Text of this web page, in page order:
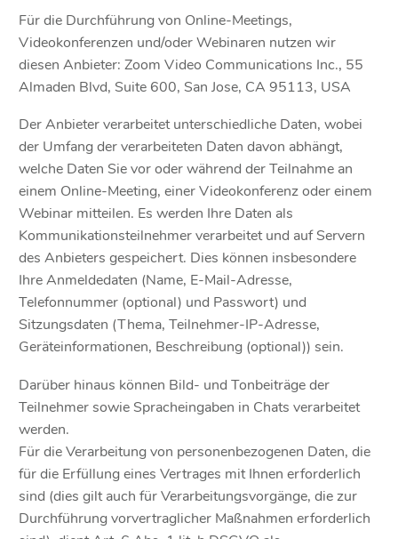
Für die Durchführung von Online-Meetings,
Videokonferenzen und/oder Webinaren nutzen wir
diesen Anbieter: Zoom Video Communications Inc., 55
Almaden Blvd, Suite 600, San Jose, CA 95113, USA
Der Anbieter verarbeitet unterschiedliche Daten, wobei
der Umfang der verarbeiteten Daten davon abhängt,
welche Daten Sie vor oder während der Teilnahme an
einem Online-Meeting, einer Videokonferenz oder einem
Webinar mitteilen. Es werden Ihre Daten als
Kommunikationsteilnehmer verarbeitet und auf Servern
des Anbieters gespeichert. Dies können insbesondere
Ihre Anmeldedaten (Name, E-Mail-Adresse,
Telefonnummer (optional) und Passwort) und
Sitzungsdaten (Thema, Teilnehmer-IP-Adresse,
Geräteinformationen, Beschreibung (optional)) sein.
Darüber hinaus können Bild- und Tonbeiträge der
Teilnehmer sowie Spracheingaben in Chats verarbeitet
werden.
Für die Verarbeitung von personenbezogenen Daten, die
für die Erfüllung eines Vertrages mit Ihnen erforderlich
sind (dies gilt auch für Verarbeitungsvorgänge, die zur
Durchführung vorvertraglicher Maßnahmen erforderlich